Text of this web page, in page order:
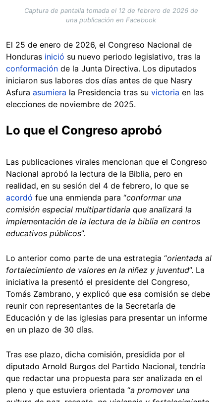
Captura de pantalla tomada el 12 de febrero de 2026 de
una publicación en Facebook
El 25 de enero de 2026, el Congreso Nacional de
Honduras inició su nuevo periodo legislativo, tras la
conformación de la Junta Directiva. Los diputados
iniciaron sus labores dos días antes de que Nasry
Asfura asumiera la Presidencia tras su victoria en las
elecciones de noviembre de 2025.
Lo que el Congreso aprobó
Las publicaciones virales mencionan que el Congreso
Nacional aprobó la lectura de la Biblia, pero en
realidad, en su sesión del 4 de febrero, lo que se
acordó fue una enmienda para “conformar una
comisión especial multipartidaria que analizará la
implementación de la lectura de la biblia en centros
educativos públicos”.
Lo anterior como parte de una estrategia “orientada al
fortalecimiento de valores en la niñez y juventud”. La
iniciativa la presentó el presidente del Congreso,
Tomás Zambrano, y explicó que esa comisión se debe
reunir con representantes de la Secretaría de
Educación y de las iglesias para presentar un informe
en un plazo de 30 días.
Tras ese plazo, dicha comisión, presidida por el
diputado Arnold Burgos del Partido Nacional, tendría
que redactar una propuesta para ser analizada en el
pleno y que estuviera orientada “a promover una